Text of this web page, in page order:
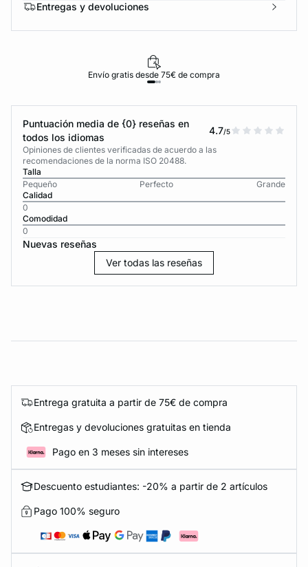
Entregas y devoluciones
Envío gratis desde 75€ de compra
Puntuación media de {0} reseñas en
todos los idiomas
4.7/5
Opiniones de clientes verificadas de acuerdo a las
recomendaciones de la norma ISO 20488.
Talla
Pequeño
Perfecto
Grande
Calidad
0
Comodidad
0
Nuevas reseñas
Ver todas las reseñas
Entrega gratuita a partir de 75€ de compra
Entregas y devoluciones gratuitas en tienda
Pago en 3 meses sin intereses
Descuento estudiantes: -20% a partir de 2 artículos
Pago 100% seguro